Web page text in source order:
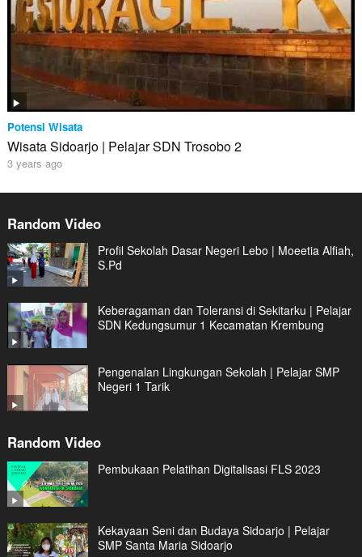
Potensi Wisata
Wisata Sidoarjo | Pelajar SDN Trosobo 2
3 years ago
Random Video
Profil Sekolah Dasar Negeri Lebo | Moeetia Alfiah,
S.Pd
Keberagaman dan Toleransi di Sekitarku | Pelajar
SDN Kedungsumur 1 Kecamatan Krembung
Pengenalan Lingkungan Sekolah | Pelajar SMP
Negeri 1 Tarik
Random Video
Pembukaan Pelatihan Digitalisasi FLS 2023
Kekayaan Seni dan Budaya Sidoarjo | Pelajar
SMP Santa Maria Sidoarjo